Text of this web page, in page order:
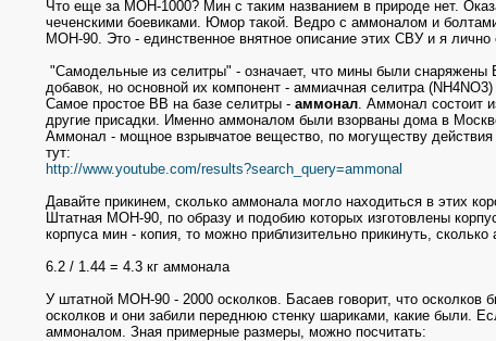
Что еще за МОН-1000? Мин с таким названием в природе нет.
чеченскими боевиками. Юмор такой. Ведро с аммоналом и
МОН-90. Это - единственное внятное описание этих СВУ и я
"Самодельные из селитры" - означает, что мины были снаряжены
добавок, но основной их компонент - аммиачная селитра
Самое простое ВВ на базе селитры - аммонал. Аммонал состоит
другие присадки. Именно аммоналом были взорваны дома в
Аммонал - мощное взрывчатое вещество, по могуществу
тут:
http://www.youtube.com/results?search_query=ammonal
Давайте прикинем, сколько аммонала могло находиться в этих
Штатная МОН-90, по образу и подобию которых изготовлены
корпуса мин - копия, то можно приблизительно прикинуть,
6.2 / 1.44 = 4.3 кг аммонала
У штатной МОН-90 - 2000 осколков. Басаев говорит, что
осколков и они забили переднюю стенку шариками, какие были.
аммоналом. Зная примерные размеры, можно посчитать: